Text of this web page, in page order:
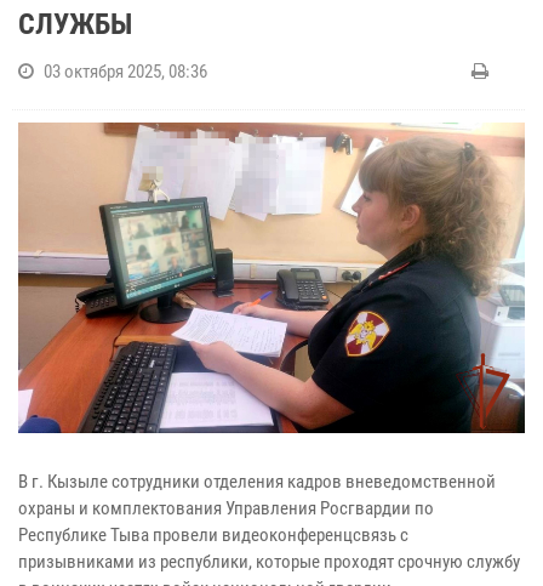
СЛУЖБЫ
03 октября 2025, 08:36
В г. Кызыле сотрудники отделения кадров вневедомственной
охраны и комплектования Управления Росгвардии по
Республике Тыва провели видеоконференцсвязь с
призывниками из республики, которые проходят срочную службу